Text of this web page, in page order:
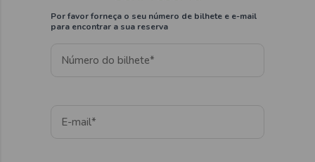
Por favor forneça o seu número de bilhete e e-mail
para encontrar a sua reserva